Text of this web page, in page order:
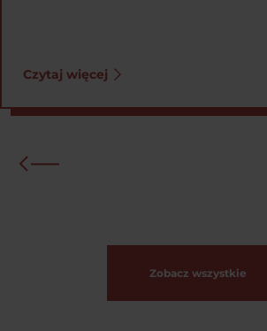
Czytaj więcej
Zobacz wszystkie